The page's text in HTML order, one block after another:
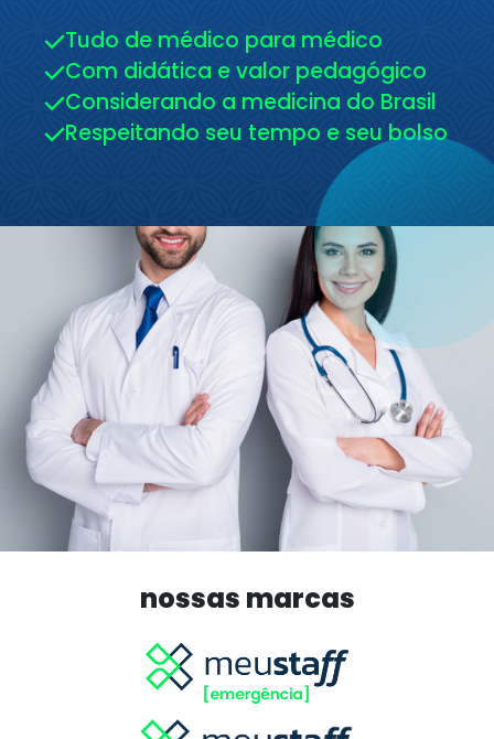
Tudo de médico para médico
Com didática e valor pedagógico
Considerando a medicina do Brasil
Respeitando seu tempo e seu bolso
nossas marcas